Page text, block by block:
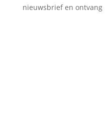
nieuwsbrief en ontvang